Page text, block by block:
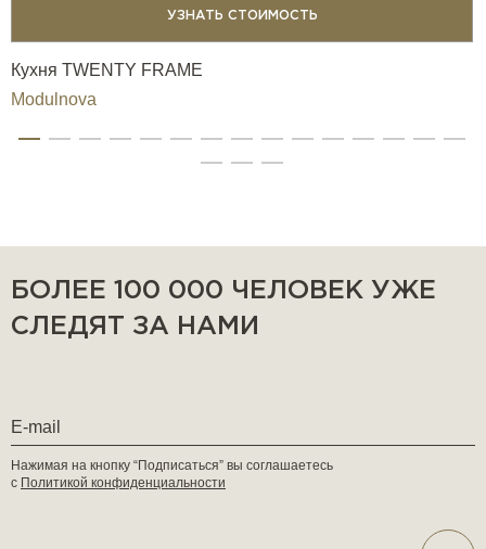
УЗНАТЬ СТОИМОСТЬ
Кухня TWENTY FRAME
Modulnova
БОЛЕЕ 100 000 ЧЕЛОВЕК УЖЕ
СЛЕДЯТ ЗА НАМИ
Нажимая на кнопку “Подписаться” вы соглашаетесь
с Политикой конфиденциальности